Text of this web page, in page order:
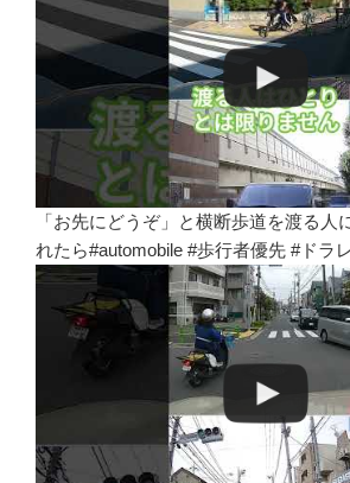
「お先にどうぞ」と横断歩道を渡る人
れたら#automobile #歩行者優先 #ドラ